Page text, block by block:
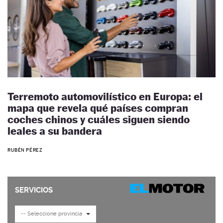
Terremoto automovilístico en Europa: el
mapa que revela qué países compran
coches chinos y cuáles siguen siendo
leales a su bandera
RUBÉN PÉREZ